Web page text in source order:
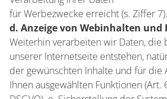
für Werbezwecke erreicht (s. Ziffer 7).
d. Anzeige von Webinhalten
Weiterhin verarbeiten wir Daten, die
unserer Internetseite entstehen,
der gewünschten Inhalte und für die
Ihnen ausgewählten Funktionen (Art.